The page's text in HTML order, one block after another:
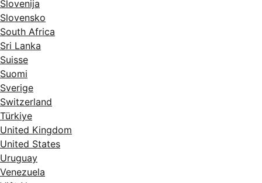
Slovenija
Slovensko
South Africa
Sri Lanka
Suisse
Suomi
Sverige
Switzerland
Türkiye
United Kingdom
United States
Uruguay
Venezuela